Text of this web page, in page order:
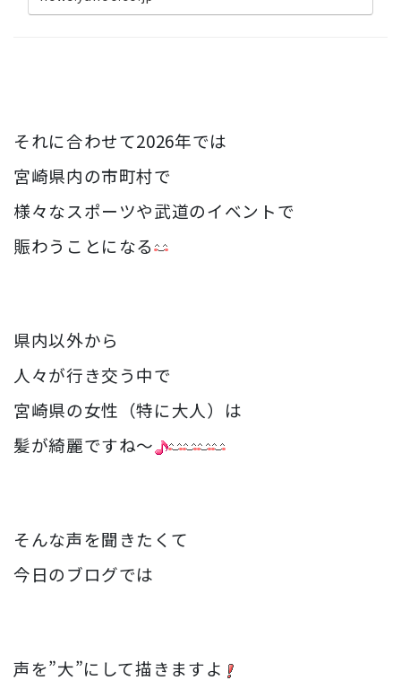
それに合わせて2026年では
宮崎県内の市町村で
様々なスポーツや武道のイベントで
賑わうことになる
県内以外から
人々が行き交う中で
宮崎県の女性（特に大人）は
髪が綺麗ですね〜
そんな声を聞きたくて
今日のブログでは
声を”大”にして描きますよ